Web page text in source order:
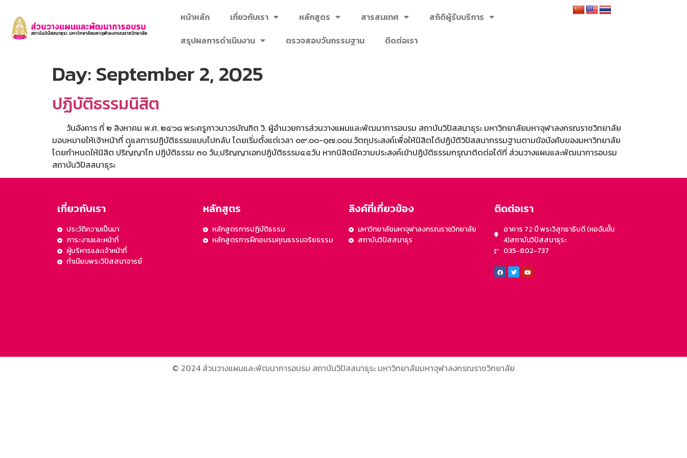
หน้าหลัก เกี่ยวกับเรา หลักสูตร สารสนเทศ
สถิติผู้รับบริการ
สรุปผลการดำเนินงาน
ตรวจสอบวันกรรมฐาน ติดต่อเรา
Day: September 2, 2025
ปฏิบัติธรรมนิสิต
วันอังคาร ที่ ๒ สิงหาคม พ.ศ. ๒๕๖๘ พระครูภาวนาวรบัณฑิต วิ. ผู้อำนวยการส่วนวางแผนและพัฒนาการอบรม สถาบันวิปัสสนาธุระ มหาวิทยาลัยมหาจุฬาลงกรณราชวิทยาลัย
มอบหมายให้เจ้าหน้าที่ ดุูแลการปฏิบัติธรรมแบบไปกลับ โดยเริ่มตั้งแต่เวลา ๐๙.๐๐-๑๗.๐๐น.วัตถุประสงค์เพื่อให้นิสิตได้ปฏิบัติวิปัสสนากรรมฐานตามข้อบังคับของมหาวิทยาลัย
โดยกำหนดให้นิสิต ปริญญาโท ปฏิบัติธรรม ๓๐ วัน,ปริญญาเอกปฏิบัติธรรม๔๕วัน หากนิสิตมีความประสงค์เข้าปฏิบัติธรรมกรุณาติดต่อได้ที่ ส่วนวางแผนและพัฒนาการอบรม
สถาบันวิปัสสนาธุระ
เกี่ยวกับเรา
ประวัติความเป็นมา
ภาระงานและหน้าที่
ผู้บริหารและเจ้าหน้าที่
ทำเนียบพระวิปัสสนาจารย์
หลักสูตร
หลักสูตรการปฏิบัติธรรม
หลักสูตรการฝึกอบรมคุณธรรมจริยธรรม
ลิงค์ที่เกี่ยวข้อง
มหาวิทยาลัยมหาจุฬาลงกรณราชวิทยาลัย
สถาบันวิปัสสนาธุร
ติดต่อเรา
อาคาร 72 ปี พระวิสุทธาธิบดี (หอฉันชั้น
4)สถาบันวิปัสสนาธุระ
035-802-737
© 2024 ส่วนวางแผนและพัฒนาการอบรม สถาบันวิปัสสนาธุระ มหาวิทยาลัยมหาจุฬาลงกรณราชวิทยาลัย